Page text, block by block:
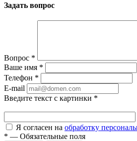
Задать вопрос
Вопрос *
Ваше имя *
Телефон *
E-mail
Введите текст с картинки *
Я согласен на обработку
* — Обязательные поля